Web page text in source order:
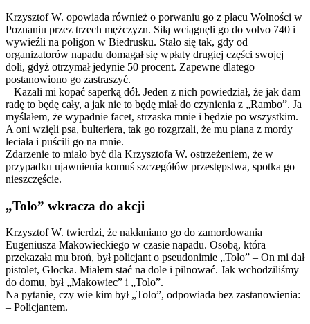
Krzysztof W. opowiada również o porwaniu go z placu Wolności w
Poznaniu przez trzech mężczyzn. Siłą wciągnęli go do volvo 740 i
wywieźli na poligon w Biedrusku. Stało się tak, gdy od
organizatorów napadu domagał się wpłaty drugiej części swojej
doli, gdyż otrzymał jedynie 50 procent. Zapewne dlatego
postanowiono go zastraszyć.
– Kazali mi kopać saperką dół. Jeden z nich powiedział, że jak dam
radę to będę cały, a jak nie to będę miał do czynienia z „Rambo”. Ja
myślałem, że wypadnie facet, strzaska mnie i będzie po wszystkim.
A oni wzięli psa, bulteriera, tak go rozgrzali, że mu piana z mordy
leciała i puścili go na mnie.
Zdarzenie to miało być dla Krzysztofa W. ostrzeżeniem, że w
przypadku ujawnienia komuś szczegółów przestępstwa, spotka go
nieszczęście.
„Tolo” wkracza do akcji
Krzysztof W. twierdzi, że nakłaniano go do zamordowania
Eugeniusza Makowieckiego w czasie napadu. Osobą, która
przekazała mu broń, był policjant o pseudonimie „Tolo” – On mi dał
pistolet, Glocka. Miałem stać na dole i pilnować. Jak wchodziliśmy
do domu, był „Makowiec” i „Tolo”.
Na pytanie, czy wie kim był „Tolo”, odpowiada bez zastanowienia:
– Policjantem.